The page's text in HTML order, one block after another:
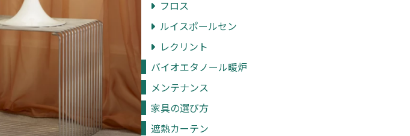
フロス
ルイスポールセン
レクリント
バイオエタノール暖炉
メンテナンス
家具の選び方
遮熱カーテン